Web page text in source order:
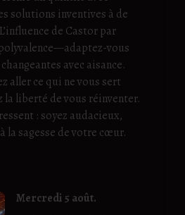
solutions inventives à de
de Castor par
vous
avec aisance.
aller ce qui ne vous sert
la liberté de vous réinventer.
: soyez audacieux,
la sagesse de votre cœur.
Mercredi 5 août.